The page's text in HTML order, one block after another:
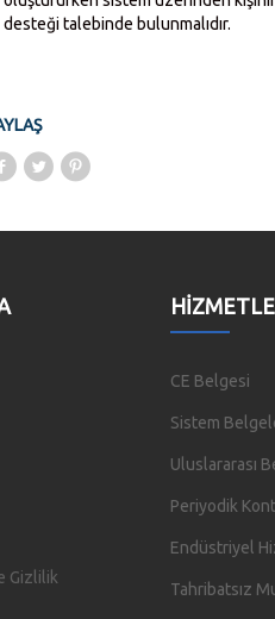
desteği talebinde bulunmalıdır.
Gizlilik
CE Belgesi
Sistem
Uluslararası
Periyodik
Endüstriyel
Tahribatsız